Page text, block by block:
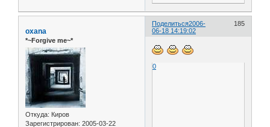
Поделиться 185
2006-
06-18 14:19:02
oxana
*~Forgive me~*
Откуда: Киров
Зарегистрирован: 2005-03-22
0